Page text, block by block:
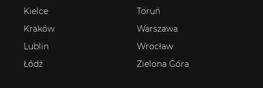
Kielce
Kraków
Lublin
Łódź
Toruń
Warszawa
Wrocław
Zielona Góra